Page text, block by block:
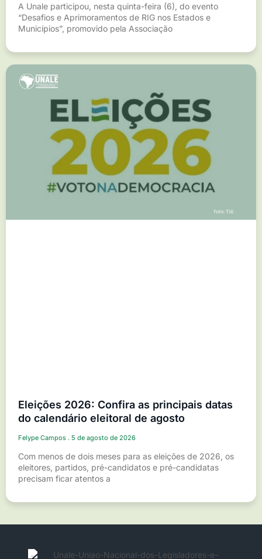
A Unale participou, nesta quinta-feira (6), do evento
“Desafios e Aprimoramentos de RIG nos Estados e
Municípios”, promovido pela Associação
Eleições 2026: Confira as principais datas
do calendário eleitoral de agosto
Felype Campos 5 de agosto de 2026
Com menos de dois meses para as eleições de 2026, os
eleitores, partidos, pré-candidatos e pré-candidatas
precisam ficar atentos a